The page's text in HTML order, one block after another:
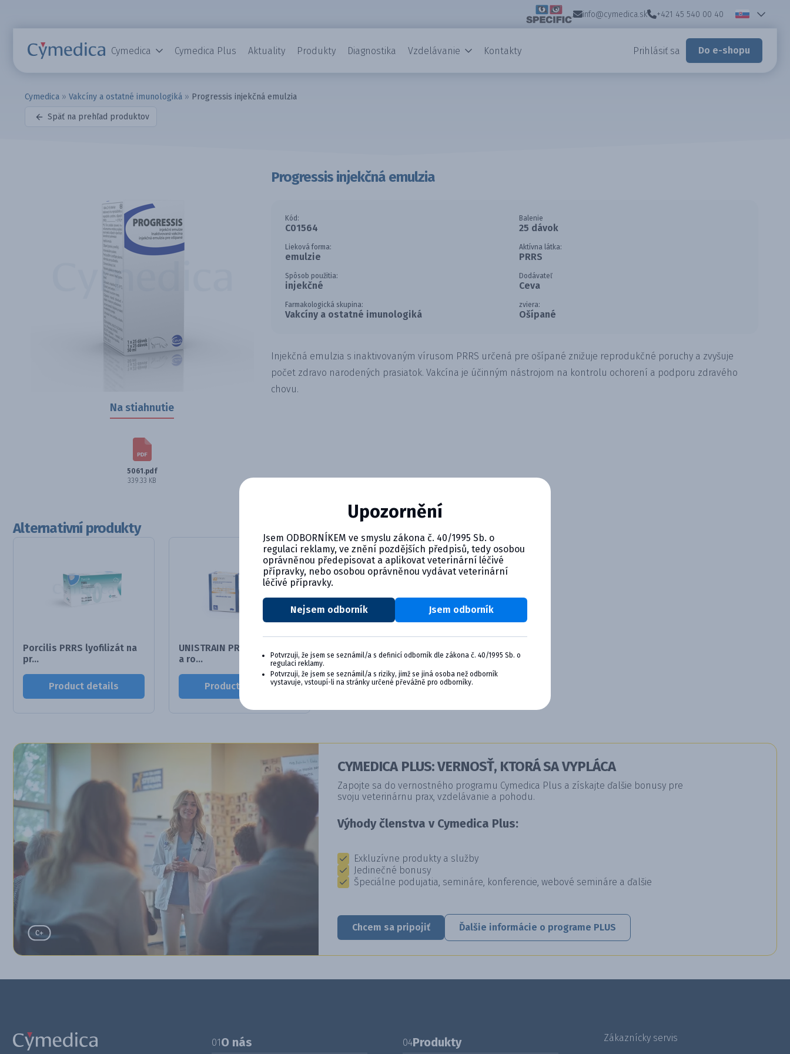
info@cymedica.sk +421 45 540 00 40
Cymedica Cymedica Plus Aktuality Produkty Diagnostika Vzdelávanie Kontakty Prihlásiť sa Do e-shopu
Cymedica » Vakcíny a ostatné imunologiká » Progressis injekčná emulzia
Späť na prehľad produktov
Na stiahnutie
5061.pdf
339.33 KB
Progressis injekčná emulzia
Kód:
C01564
Balenie
25 dávok
Lieková forma:
emulzie
Aktívna látka:
PRRS
Spôsob použitia:
injekčné
Dodávateľ
Ceva
Farmakologická skupina:
Vakcíny a ostatné imunologiká
zviera:
Ošípané
Injekčná emulzia s inaktivovaným vírusom PRRS určená pre ošípané znižuje reprodukčné poruchy a zvyšuje
počet zdravo narodených prasiatok. Vakcína je účinným nástrojom na kontrolu ochorení a podporu zdravého
chovu.
Alternativní produkty
Porcilis PRRS lyofilizát na
pr...
Product details
UNISTRAIN PRRS lyofilizát
a ro...
Product details
CYMEDICA PLUS: VERNOSŤ, KTORÁ SA VYPLÁCA
Zapojte sa do vernostného programu Cymedica Plus a získajte ďalšie bonusy pre
svoju veterinárnu prax, vzdelávanie a pohodu.
Výhody členstva v Cymedica Plus:
Exkluzívne produkty a služby
Jedinečné bonusy
Špeciálne podujatia, semináre, konferencie, webové semináre a ďalšie
Chcem sa pripojiť Ďalšie informácie o programe PLUS
01O nás 04Produkty Zákaznícky servis
Upozornění
Jsem ODBORNÍKEM ve smyslu zákona č. 40/1995 Sb. o
regulaci reklamy, ve znění pozdějších předpisů, tedy osobou
oprávněnou předepisovat a aplikovat veterinární léčivé
přípravky, nebo osobou oprávněnou vydávat veterinární
léčivé přípravky.
Nejsem odborník Jsem odborník
Potvrzuji, že jsem se seznámil/a s definicí odborník dle zákona č. 40/1995 Sb. o
regulaci reklamy.
Potvrzuji, že jsem se seznámil/a s riziky, jimž se jiná osoba než odborník
vystavuje, vstoupí-li na stránky určené převážně pro odborníky.